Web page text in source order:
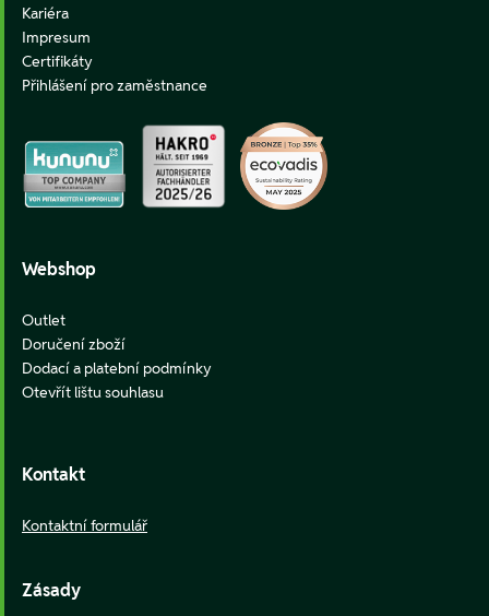
Kariéra
Impresum
Certifikáty
Přihlášení pro zaměstnance
Webshop
Outlet
Doručení zboží
Dodací a platební podmínky
Otevřít lištu souhlasu
Kontakt
Kontaktní formulář
Zásady